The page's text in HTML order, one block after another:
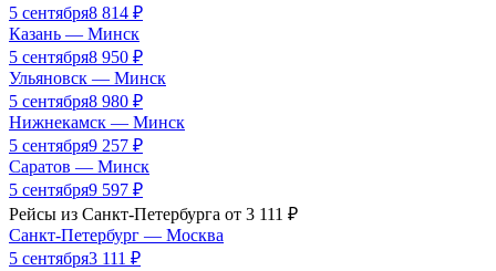
5 сентября8 814 ₽
Казань — Минск
5 сентября8 950 ₽
Ульяновск — Минск
5 сентября8 980 ₽
Нижнекамск — Минск
5 сентября9 257 ₽
Саратов — Минск
5 сентября9 597 ₽
Рейсы из Санкт-Петербурга от 3 111 ₽
Санкт-Петербург — Москва
5 сентября3 111 ₽